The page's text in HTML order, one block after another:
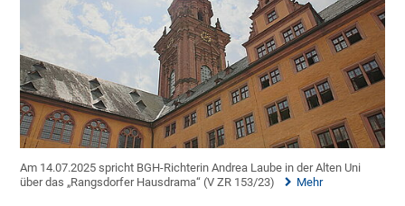
Am 14.07.2025 spricht BGH-Richterin Andrea Laube in der Alten Uni
über das „Rangsdorfer Hausdrama“ (V ZR 153/23)
Mehr